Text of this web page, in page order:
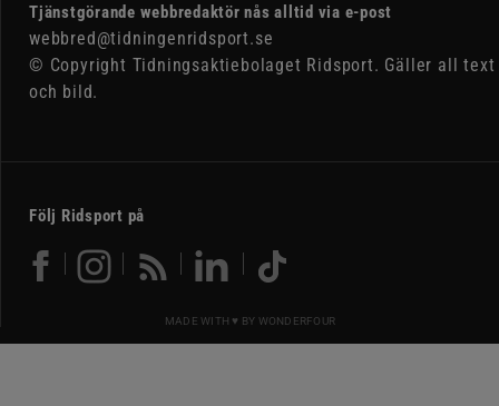
Tjänstgörande webbredaktör nås alltid via e-post
webbred@tidningenridsport.se
© Copyright Tidningsaktiebolaget Ridsport. Gäller all text
och bild.
Följ Ridsport på
MADE WITH ♥ BY WONDERFOUR